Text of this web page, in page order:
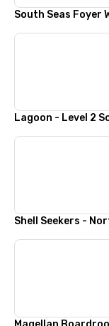
South Seas Foyer
Lagoon - Level 2
Shell Seekers -